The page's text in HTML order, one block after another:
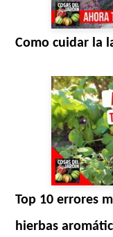
Como cuidar la
Top 10 errores
hierbas